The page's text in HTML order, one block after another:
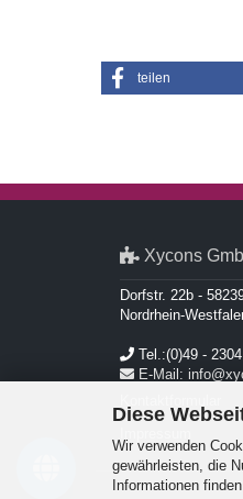
Diese
Wir verwenden
gewährleisten, die
Informationen
teilen
Xycons
Dorfstr. 22b -
Nordrhein-
Tel.:(0)49 -
E-Mail: